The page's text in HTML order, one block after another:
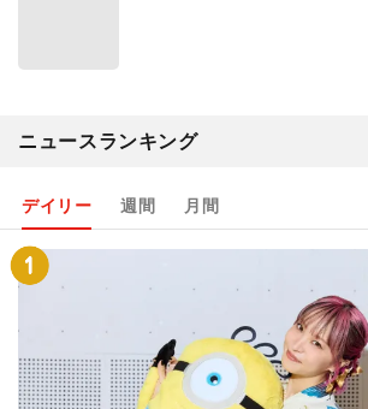
ニュースランキング
デイリー 週間 月間